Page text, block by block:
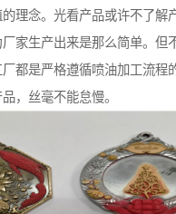
理念。光看产品或许不了解
家生产出来是那么简单。但
都是严格遵循喷油加工流程
，丝毫不能怠慢。